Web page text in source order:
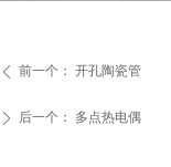
ꄴ 前一个： 开孔陶瓷管
ꄲ 后一个： 多点热电偶